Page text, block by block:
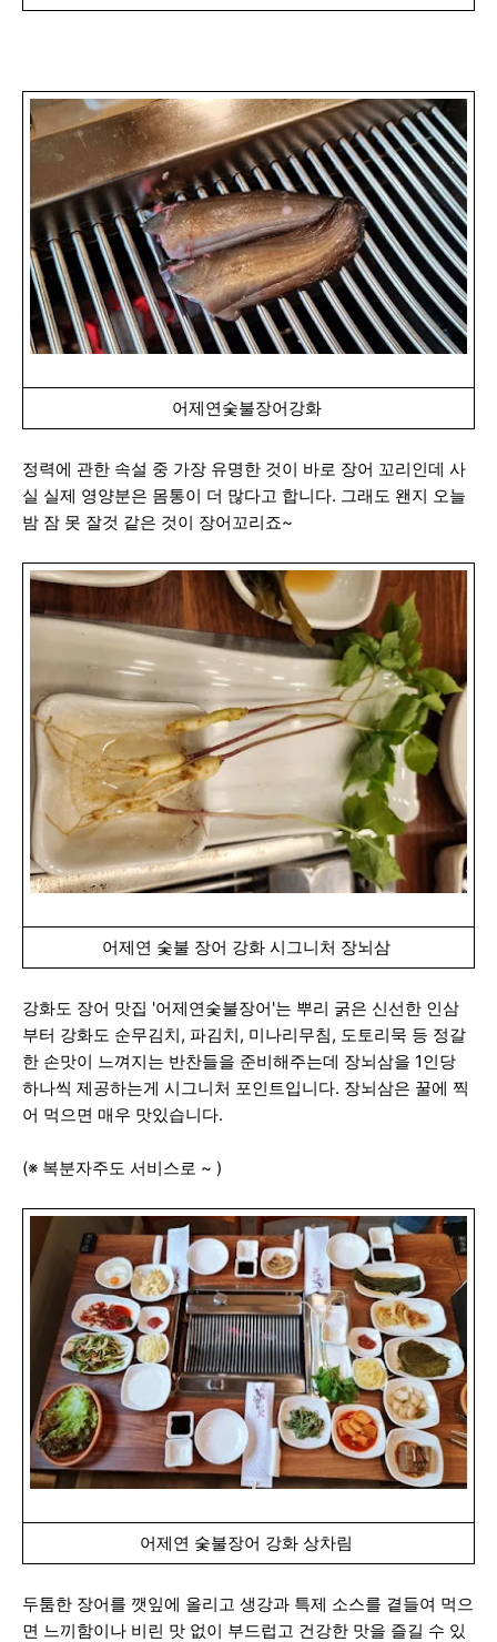
어제연숯불장어강화
정력에 관한 속설 중 가장 유명한 것이 바로 장어 꼬리인데 사
실 실제 영양분은 몸통이 더 많다고 합니다. 그래도 왠지 오늘
밤 잠 못 잘것 같은 것이 장어꼬리죠~
어제연 숯불 장어 강화 시그니처 장뇌삼
강화도 장어 맛집 '어제연숯불장어'는 뿌리 굵은 신선한 인삼
부터 강화도 순무김치, 파김치, 미나리무침, 도토리묵 등 정갈
한 손맛이 느껴지는 반찬들을 준비해주는데 장뇌삼을 1인당
하나씩 제공하는게 시그니처 포인트입니다. 장뇌삼은 꿀에 찍
어 먹으면 매우 맛있습니다.
(※ 복분자주도 서비스로 ~ )
어제연 숯불장어 강화 상차림
두툼한 장어를 깻잎에 올리고 생강과 특제 소스를 곁들여 먹으
면 느끼함이나 비린 맛 없이 부드럽고 건강한 맛을 즐길 수 있